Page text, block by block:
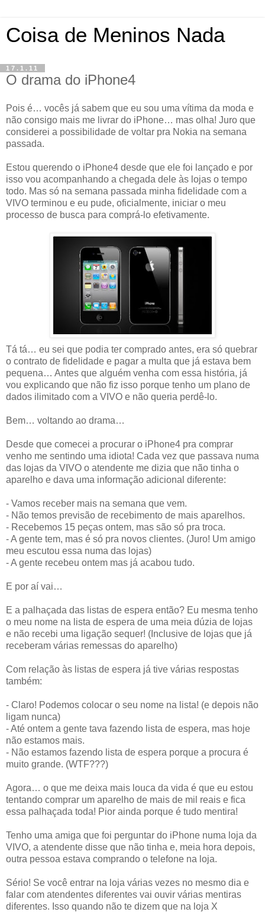
Coisa de Meninos Nada
17.1.11
O drama do iPhone4
Pois é… vocês já sabem que eu sou uma vítima da moda e
não consigo mais me livrar do iPhone… mas olha! Juro que
considerei a possibilidade de voltar pra Nokia na semana
passada.
Estou querendo o iPhone4 desde que ele foi lançado e por
isso vou acompanhando a chegada dele às lojas o tempo
todo. Mas só na semana passada minha fidelidade com a
VIVO terminou e eu pude, oficialmente, iniciar o meu
processo de busca para comprá-lo efetivamente.
Tá tá… eu sei que podia ter comprado antes, era só quebrar
o contrato de fidelidade e pagar a multa que já estava bem
pequena… Antes que alguém venha com essa história, já
vou explicando que não fiz isso porque tenho um plano de
dados ilimitado com a VIVO e não queria perdê-lo.
Bem… voltando ao drama…
Desde que comecei a procurar o iPhone4 pra comprar
venho me sentindo uma idiota! Cada vez que passava numa
das lojas da VIVO o atendente me dizia que não tinha o
aparelho e dava uma informação adicional diferente:
- Vamos receber mais na semana que vem.
- Não temos previsão de recebimento de mais aparelhos.
- Recebemos 15 peças ontem, mas são só pra troca.
- A gente tem, mas é só pra novos clientes. (Juro! Um amigo
meu escutou essa numa das lojas)
- A gente recebeu ontem mas já acabou tudo.
E por aí vai…
E a palhaçada das listas de espera então? Eu mesma tenho
o meu nome na lista de espera de uma meia dúzia de lojas
e não recebi uma ligação sequer! (Inclusive de lojas que já
receberam várias remessas do aparelho)
Com relação às listas de espera já tive várias respostas
também:
- Claro! Podemos colocar o seu nome na lista! (e depois não
ligam nunca)
- Até ontem a gente tava fazendo lista de espera, mas hoje
não estamos mais.
- Não estamos fazendo lista de espera porque a procura é
muito grande. (WTF???)
Agora… o que me deixa mais louca da vida é que eu estou
tentando comprar um aparelho de mais de mil reais e fica
essa palhaçada toda! Pior ainda porque é tudo mentira!
Tenho uma amiga que foi perguntar do iPhone numa loja da
VIVO, a atendente disse que não tinha e, meia hora depois,
outra pessoa estava comprando o telefone na loja.
Sério! Se você entrar na loja várias vezes no mesmo dia e
falar com atendentes diferentes vai ouvir várias mentiras
diferentes. Isso quando não te dizem que na loja X